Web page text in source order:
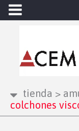
tienda >
colchones